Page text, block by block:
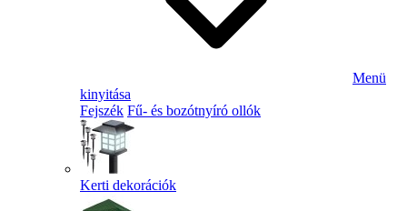
Menü
kinyitása
Fejszék Fű- és bozótnyíró ollók
Kerti dekorációk